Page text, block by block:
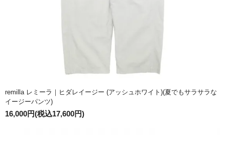
remilla レミーラ｜ヒダレイージー (アッシュホワイト)(夏でもサラサラな
イージーパンツ)
16,000円(税込17,600円)